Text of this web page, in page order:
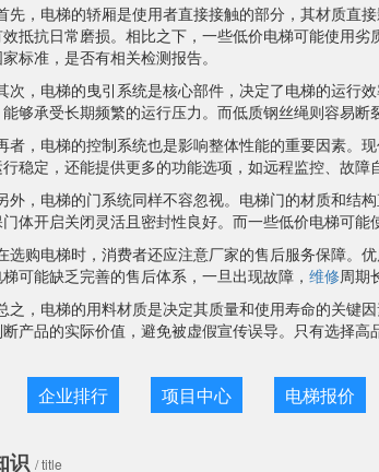
先，电梯的轿厢是使用者直接接触的部分，其材质直
抵抗日常磨损。相比之下，一些低价电梯可能使用
标准，是否有相关检测报告。
次，电梯的曳引系统是核心部件，决定了电梯的运行
够承受长期频繁的运行压力。而低质钢丝绳则容易
者，电梯的控制系统也是影响整体性能的重要因素。
稳定，还能提供更多的功能选项，如远程监控、故
外，电梯的门系统同样不容忽视。电梯门的材质和结
体开启关闭灵活且密封性良好。而一些低价电梯可能
选购电梯时，消费者还应注意厂家的售后服务保障。
可能缺乏完善的售后体系，一旦出现故障， 维修周期
之，电梯的用料材质是决定其质量和使用寿命的关键
产品的实际价值，避免被虚假宣传误导。只有选择高
企业排行 项目中心 电梯报价
识 / title